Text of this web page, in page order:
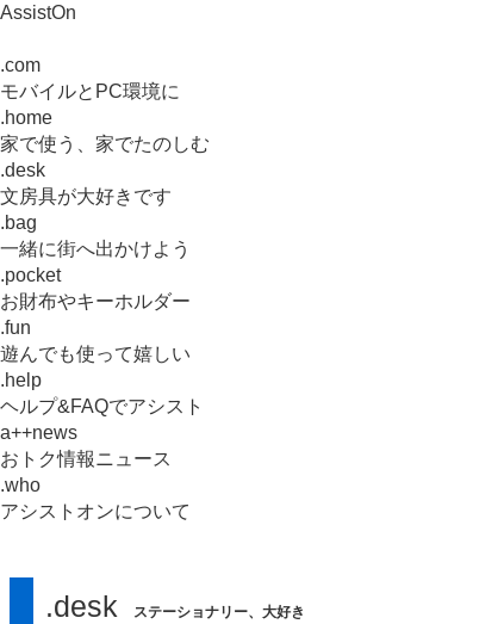
.desk ステーショナリー、大好き
AssistOn
.com
モバイルとPC環境に
.home
家で使う、家でたのしむ
.desk
文房具が大好きです
.bag
一緒に街へ出かけよう
.pocket
お財布やキーホルダー
.fun
遊んでも使って嬉しい
.help
ヘルプ&FAQでアシスト
a++news
おトク情報ニュース
.who
アシストオンについて